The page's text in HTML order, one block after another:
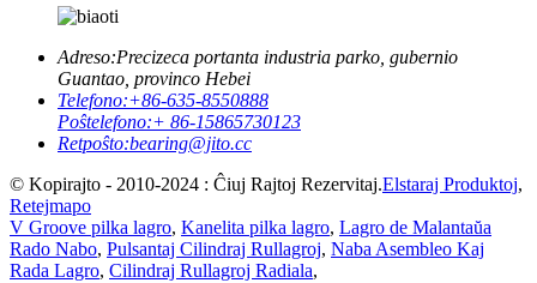
Adreso:Precizeca portanta industria parko, gubernio
Guantao, provinco Hebei
Telefono:+86-635-8550888
Poŝtelefono:+ 86-15865730123
Retpoŝto:bearing@jito.cc
© Kopirajto - 2010-2024 : Ĉiuj Rajtoj Rezervitaj.Elstaraj Produktoj,
Retejmapo
V Groove pilka lagro, Kanelita pilka lagro, Lagro de Malantaŭa
Rado Nabo, Pulsantaj Cilindraj Rullagroj, Naba Asembleo Kaj
Rada Lagro, Cilindraj Rullagroj Radiala,